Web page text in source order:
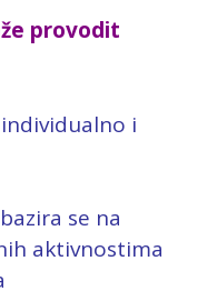
provodit
i
se na
aktivnostima